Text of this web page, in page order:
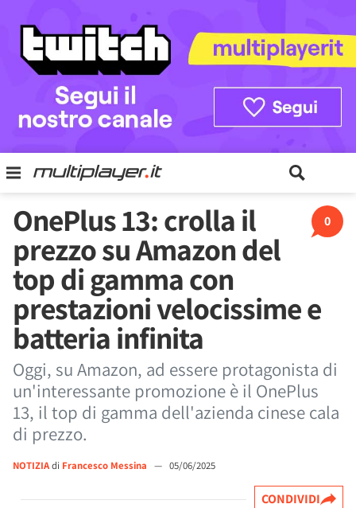
0
OnePlus 13: crolla il
prezzo su Amazon del
top di gamma con
prestazioni velocissime e
batteria infinita
Oggi, su Amazon, ad essere protagonista di
un'interessante promozione è il OnePlus
13, il top di gamma dell'azienda cinese cala
di prezzo.
NOTIZIAdi Francesco Messina — 05/06/2025
CONDIVIDI